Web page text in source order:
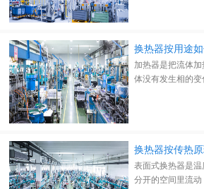
换热器按用途
加热器是把流体
体没有发生相的变
换热器按传热
表面式换热器是
分开的空间里流